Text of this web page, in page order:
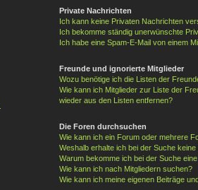
Private Nachrichten
Ich kann keine Privaten Nachrichten
Ich bekomme ständig unerwünschte
Ich habe eine Spam-E-Mail von einem
Freunde und ignorierte Mitglieder
Wozu benötige ich die Listen der
Wie kann ich Mitglieder zur Liste der
wieder aus den Listen entfernen?
Die Foren durchsuchen
Wie kann ich ein Forum oder mehrere
Weshalb erhalte ich bei der Suche
Warum bekomme ich bei der Suche
Wie kann ich nach Mitgliedern suchen?
Wie kann ich meine eigenen Beiträge